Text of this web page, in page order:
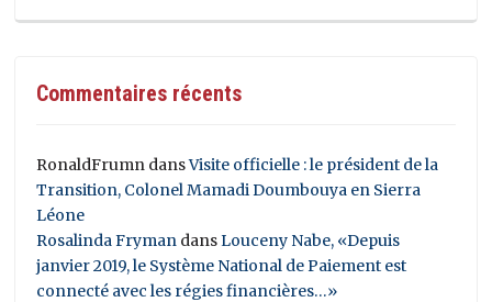
Commentaires récents
RonaldFrumn dansVisite officielle : le président de la
Transition, Colonel Mamadi Doumbouya en Sierra
Léone
Rosalinda Fryman dansLouceny Nabe, «Depuis
janvier 2019, le Système National de Paiement est
connecté avec les régies financières…»